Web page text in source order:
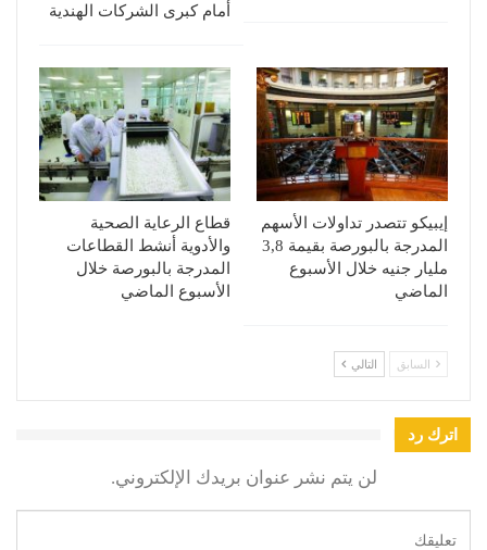
أمام كبرى الشركات الهندية
إيبيكو تتصدر تداولات الأسهم
المدرجة بالبورصة بقيمة 3,8
مليار جنيه خلال الأسبوع
الماضي
قطاع الرعاية الصحية
والأدوية أنشط القطاعات
المدرجة بالبورصة خلال
الأسبوع الماضي
السابق التالي
اترك رد
لن يتم نشر عنوان بريدك الإلكتروني.